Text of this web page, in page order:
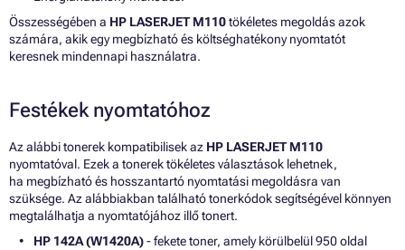
Összességében a HP LASERJET M110tökéletes megoldás azok
számára, akik egy megbízható és költséghatékony nyomtatót
keresnek mindennapi használatra.
Festékek nyomtatóhoz
Az alábbi tonerek kompatibilisek az HP LASERJET M110
nyomtatóval. Ezek a tonerek tökéletes választások lehetnek,
ha megbízható és hosszantartó nyomtatási megoldásra van
szüksége. Az alábbiakban található tonerkódok segítségével könnyen
megtalálhatja a nyomtatójához illő tonert.
HP 142A (W1420A)- fekete toner, amely körülbelül 950 oldal